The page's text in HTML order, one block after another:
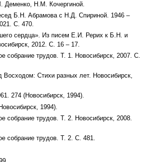
Деменко, Н.М. Кочергиной.
Б.Н. Абрамова с Н.Д. Спириной. 1946 –
С. 470.
сердца». Из писем Е.И. Рерих к Б.Н. и
2012. С. 16 – 17.
собрание трудов. Т. 1. Новосибирск, 2007. С.
Стихи разных лет. Новосибирск,
274 (Новосибирск, 1994).
1994).
собрание трудов. Т. 2. Новосибирск, 2008.
собрание трудов. Т. 2. С. 481.